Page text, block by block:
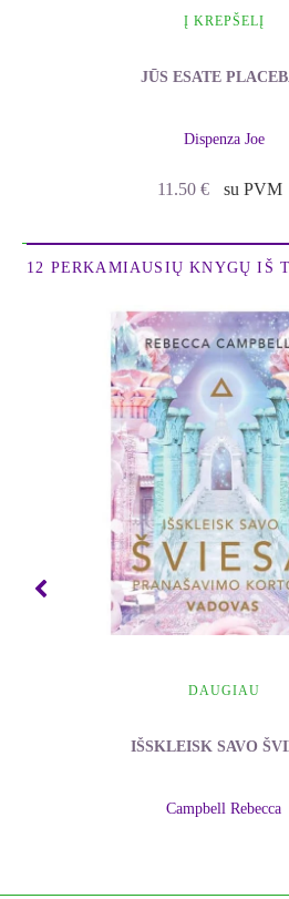
Į KREPŠELĮ
JŪS ESATE
Dispenza Joe
11.50 € su PVM
12 PERKAMIAUSIŲ KNYGŲ IŠ
DAUGIAU
IŠSKLEISK SAVO
Campbell Rebecca